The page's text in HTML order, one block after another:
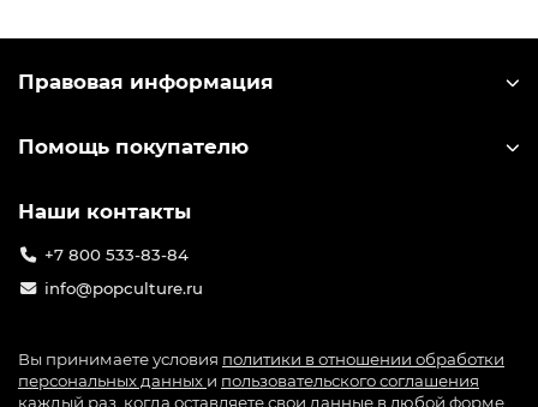
Правовая информация
Помощь покупателю
Наши контакты
+7 800 533-83-84
info@popculture.ru
Вы принимаете условия политики в отношении обработки
персональных данных и пользовательского соглашения
каждый раз, когда оставляете свои данные в любой форме